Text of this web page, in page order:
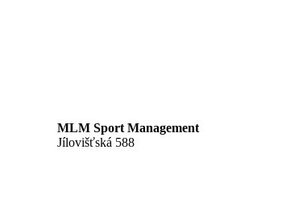
MLM Sport Management
Jílovišťská 588